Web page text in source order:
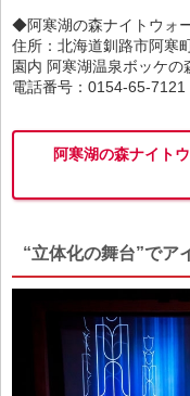
◆阿寒湖の森ナイトウォ
住所：北海道釧路市阿寒
園内 阿寒湖温泉ボッケの
電話番号：0154-65-7121
阿寒湖の森ナイト
“立体化の舞台”でア